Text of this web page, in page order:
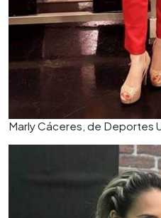
Marly Cáceres, de Deportes